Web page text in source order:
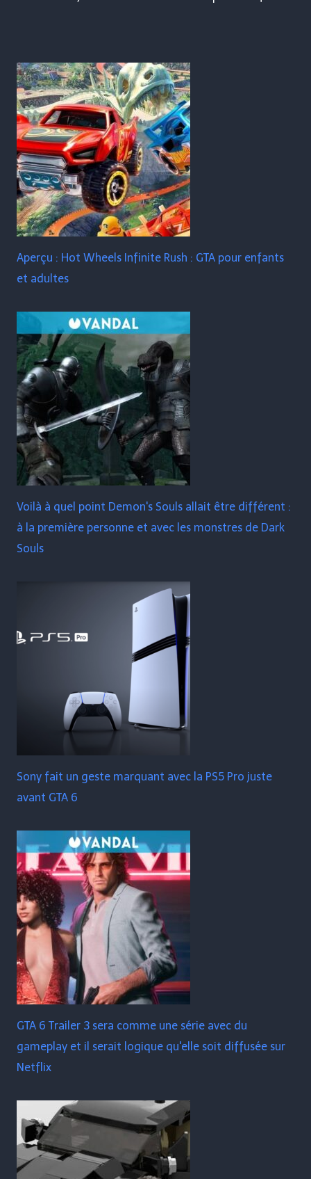
Aperçu : Hot Wheels Infinite Rush : GTA pour enfants
et adultes
Voilà à quel point Demon's Souls allait être différent :
à la première personne et avec les monstres de Dark
Souls
Sony fait un geste marquant avec la PS5 Pro juste
avant GTA 6
GTA 6 Trailer 3 sera comme une série avec du
gameplay et il serait logique qu'elle soit diffusée sur
Netflix